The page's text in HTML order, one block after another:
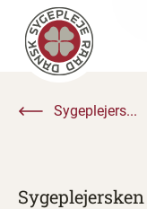
Sygeplejers...
Sygeplejersken